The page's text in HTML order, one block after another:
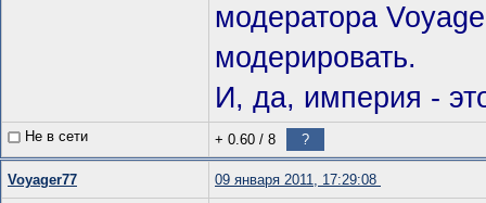
модератора
модерировать.
И, да, империя -
Не в сети + 0.60 / 8 ?
Voyager77 09 января 2011, 17:29:08